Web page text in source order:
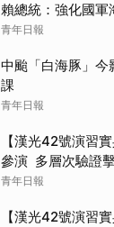
賴總統：強化國
青年日報
中颱「白海豚」
課
青年日報
【漢光42號演習
參演 多層次驗證
青年日報
【漢光42號演習